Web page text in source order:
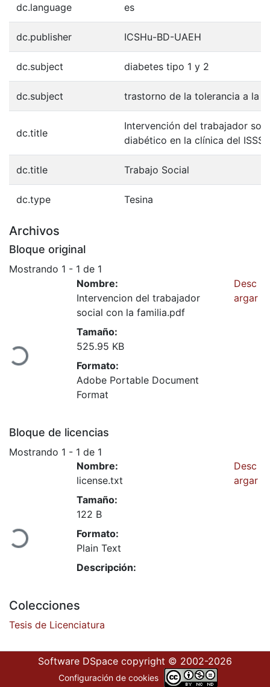
dc.language es
dc.publisher ICSHu-BD-UAEH
dc.subject diabetes tipo 1 y 2
dc.subject trastorno de la tolerancia a la
dc.title
Intervención del trabajador
diabético en la clínica del
dc.title Trabajo Social
dc.type Tesina
Archivos
Bloque original
Mostrando 1 - 1 de 1
Cargando...
Nombre:
Intervencion del trabajador
social con la familia.pdf
Tamaño:
525.95 KB
Formato:
Adobe Portable Document
Format
Desc
argar
Bloque de licencias
Mostrando 1 - 1 de 1
Cargando...
Nombre:
license.txt
Tamaño:
122 B
Formato:
Plain Text
Descripción:
Desc
argar
Colecciones
Tesis de Licenciatura
Software DSpace copyright © 2002-2026
Configuración de cookies